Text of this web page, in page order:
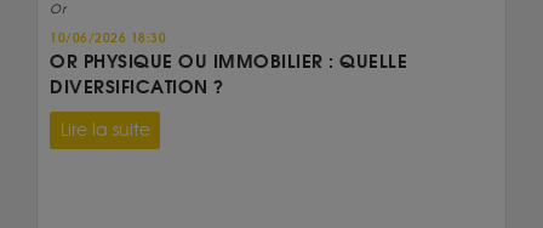
Or
10/06/2026 18:30
OR PHYSIQUE OU IMMOBILIER : QUELLE
DIVERSIFICATION ?
Lire la suite